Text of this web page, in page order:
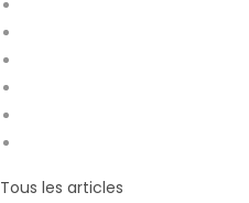
Tous les articles